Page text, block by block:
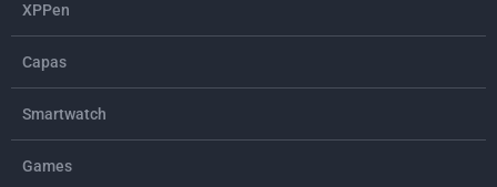
XPPen
Capas
Smartwatch
Games